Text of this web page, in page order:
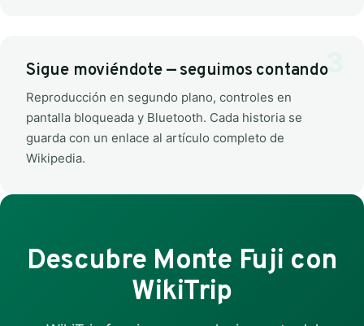
Sigue moviéndote — seguimos contando
Reproducción en segundo plano, controles en
pantalla bloqueada y Bluetooth. Cada historia se
guarda con un enlace al artículo completo de
Wikipedia.
Descubre Monte Fuji con
WikiTrip